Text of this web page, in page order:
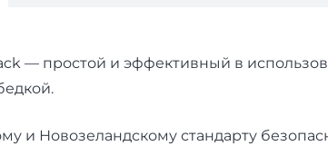
— прос­той и эф­фектив­ный в
и Но­возе­ланд­ско­му стан­дарту